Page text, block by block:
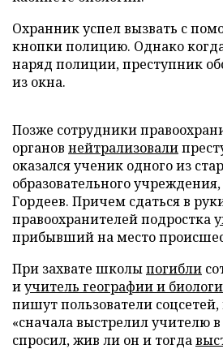
Охранник успел вызвать с
кнопки полицию. Однако
наряд полиции, преступник
из окна.
Позже сотрудники
органов нейтрализовали
оказался ученик одного из
образовательного
Гордеев. Причем сдаться в
правоохранителей подростка
прибывший на место
При захвате школыпогибли
иучитель географии и
пишут пользователи соцсетей,
«сначала выстрелил учителю
спросил, жив ли он и тогда